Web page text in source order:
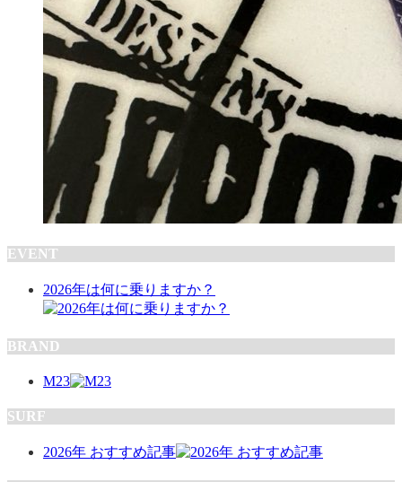
EVENT
2026年は何に乗りますか？
BRAND
M23
SURF
2026年 おすすめ記事